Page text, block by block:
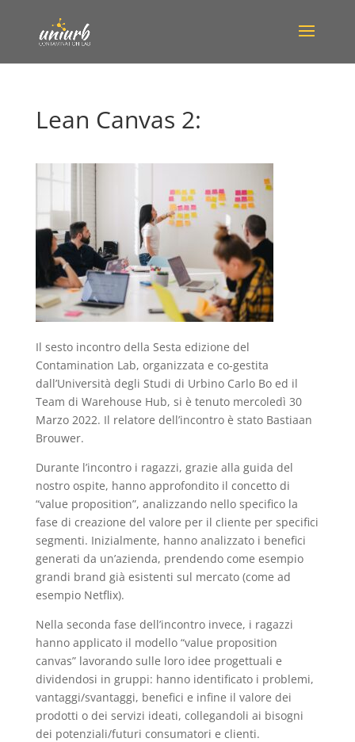
Lean Canvas 2:
Il sesto incontro della Sesta edizione del
Contamination Lab, organizzata e co-gestita
dall’Università degli Studi di Urbino Carlo Bo ed il
Team di Warehouse Hub, si è tenuto mercoledì 30
Marzo 2022. Il relatore dell’incontro è stato Bastiaan
Brouwer.
Durante l’incontro i ragazzi, grazie alla guida del
nostro ospite, hanno approfondito il concetto di
“value proposition”, analizzando nello specifico la
fase di creazione del valore per il cliente per specifici
segmenti. Inizialmente, hanno analizzato i benefici
generati da un’azienda, prendendo come esempio
grandi brand già esistenti sul mercato (come ad
esempio Netflix).
Nella seconda fase dell’incontro invece, i ragazzi
hanno applicato il modello “value proposition
canvas” lavorando sulle loro idee progettuali e
dividendosi in gruppi: hanno identificato i problemi,
vantaggi/svantaggi, benefici e infine il valore dei
prodotti o dei servizi ideati, collegandoli ai bisogni
dei potenziali/futuri consumatori e clienti.